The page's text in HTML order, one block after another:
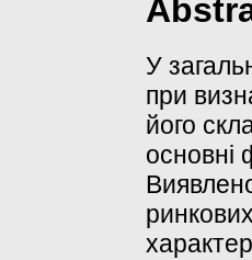
У
при
його
основні